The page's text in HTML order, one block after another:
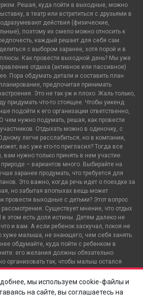
мы используем cookie-файлы и
на сайте, вы соглашаетесь на
Решая, куда пойти в выходные, можно
в театр или встретиться с друзьями в
действия (физические,
поэтому их смело можно относить к
каждый решает для себя сам.
с выбором заранее, хотя порой и в
плюсы. Как провести выходной день? Мы уже
отдыха (активное или пассивное)
Пора обдумать детали и составить план
предпочитая принимать
Это не так уж и плохо. Жаль только,
придумать что-то стоящее. Чтобы уикенд
подойти к его организации ответственно,
чем нужно подумать, решая, как провести
Отдыхать можно в одиночку, с
легче расслабиться, но в компании,
вас уже кто-то пригласил? Тогда все
вам нужно только принять в нем участие.
– вариантов много. Выбирайте на
заранее продумать, что требуется для
Это важно, когда речь идет о поездке за
но забытая впопыхах вещь может
провести выходные с детьми? Этот вопрос
Существует мнение, что отдых
в этом есть доля истины. Детям далеко не
и вам. А если ребенок заскучал, покоя не
хуже малыша, не знающего, чем себя занять.
обдумайте, куда пойти с ребенком в
его желания должны обязательно
организовать так, чтобы малыш остался
временно отложить. Если малыш
довольны все. В противном случае
и плохого настроения.